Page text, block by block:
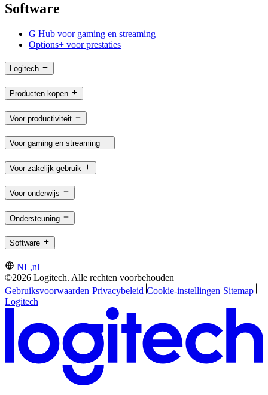
Software
G Hub voor gaming en streaming
Options+ voor prestaties
Logitech
Producten kopen
Voor productiviteit
Voor gaming en streaming
Voor zakelijk gebruik
Voor onderwijs
Ondersteuning
Software
NL,nl
©2026 Logitech. Alle rechten voorbehouden
Gebruiksvoorwaarden Privacybeleid Cookie-instellingen Sitemap
Logitech